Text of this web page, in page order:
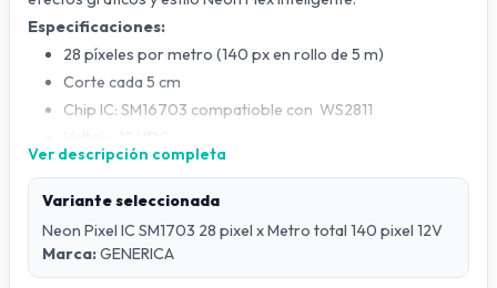
Especificaciones:
28 píxeles por metro (140 px en rollo de 5 m)
Corte cada 5 cm
Chip IC: SM16703 compatioble con WS2811
Dimensiones: 7 mm ancho × 14 mm alto × 5 m largo
Protección: IP65
10 píxeles por metro (50 px en rollo de 5 m)
Corte cada 10 cm
Ver descripción completa
Variante seleccionada
Neon Pixel IC SM1703 28 pixel x Metro total 140 pixel 12V
Marca:GENERICA